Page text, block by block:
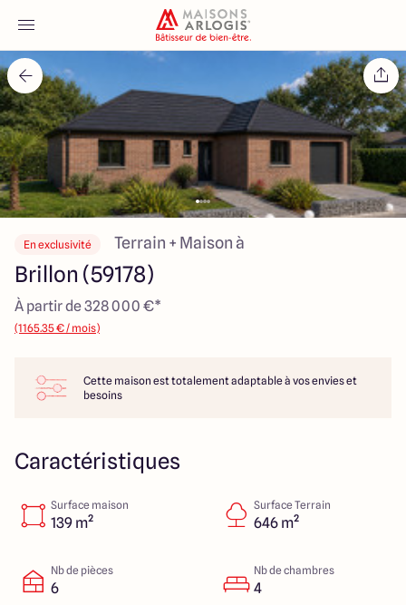
Accueil
Nos maisons
Nos annonces
Votre projet
Qui sommes-nous
Maisons ARLOGIS Nord
4.4 4.8
En exclusivité Terrain + Maison à
Brillon (59178)
À partir de 328 000 €*
(1165.35 € / mois)
Cette maison est totalement adaptable à vos envies et
besoins
Caractéristiques
Surface maison
139 m²
Surface Terrain
646 m²
Nb de pièces
6
Nb de chambres
4